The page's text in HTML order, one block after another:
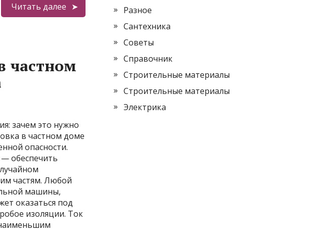
Читать далее
частном
зачем это нужно
в частном доме
опасности.
обеспечить
частям. Любой
машины,
оказаться под
изоляции. Ток
Разное
Сантехника
Советы
Справочник
Строительные материалы
Строительные материалы
Электрика